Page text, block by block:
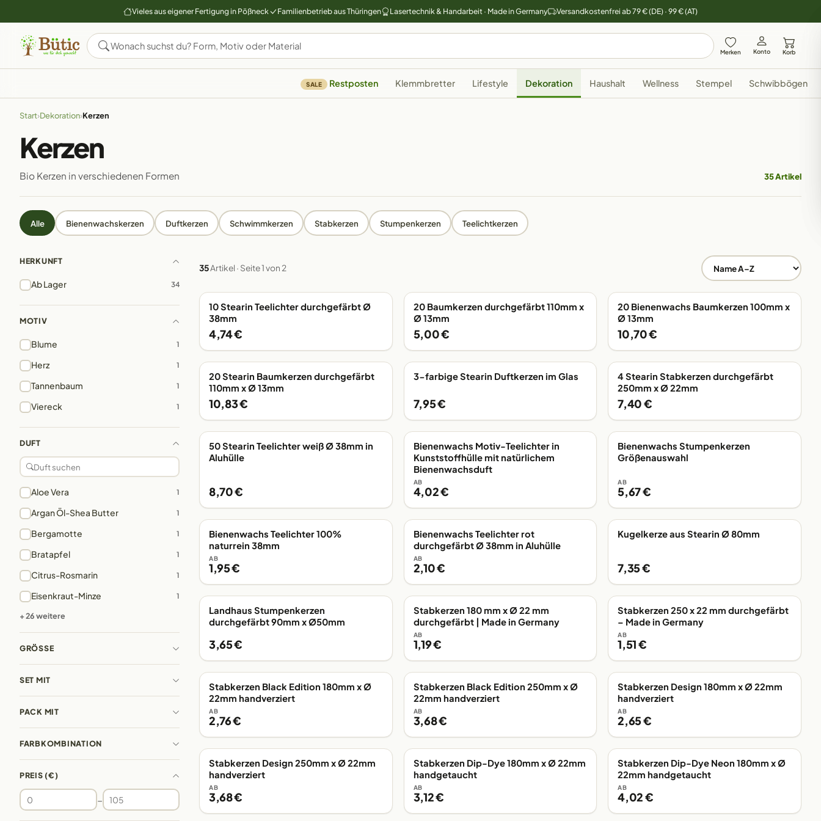
Vieles aus eigener Fertigung in Pößneck Familienbetrieb aus Thüringen Lasertechnik & Handarbeit · Made in Germany Versandkostenfrei ab 79 € (DE) · 99 € (AT)
Merken Konto Korb
SALE Restposten Klemmbretter Lifestyle Dekoration Haushalt Wellness Stempel Schwibbögen
Start›Dekoration›Kerzen
Kerzen
Bio Kerzen in verschiedenen Formen 35 Artikel
Alle Bienenwachskerzen Duftkerzen Schwimmkerzen Stabkerzen Stumpenkerzen Teelichtkerzen
HERKUNFT
Ab Lager 34
MOTIV
Blume 1
Herz 1
Tannenbaum 1
Viereck 1
DUFT
Aloe Vera 1
Argan Öl-Shea Butter 1
Bergamotte 1
Bratapfel 1
Citrus-Rosmarin 1
Eisenkraut-Minze 1
+ 26 weitere
GRÖSSE
SET MIT
PACK MIT
FARBKOMBINATION
PREIS (€)
–
35Artikel · Seite 1 von 2
AB LAGER
10 Stearin Teelichter durchgefärbt Ø
38mm
4,74 €
AB LAGER
20 Baumkerzen durchgefärbt 110mm x
Ø 13mm
5,00 €
AB LAGER
20 Bienenwachs Baumkerzen 100mm x
Ø 13mm
10,70 €
AB LAGER
20 Stearin Baumkerzen durchgefärbt
110mm x Ø 13mm
10,83 €
AB LAGER
3-farbige Stearin Duftkerzen im Glas
7,95 €
AB LAGER
4 Stearin Stabkerzen durchgefärbt
250mm x Ø 22mm
7,40 €
AB LAGER
50 Stearin Teelichter weiß Ø 38mm in
Aluhülle
8,70 €
Bienenwachs Motiv-Teelichter in
Kunststoffhülle mit natürlichem
Bienenwachsduft
AB
4,02 €
AB LAGER
Bienenwachs Stumpenkerzen
Größenauswahl
AB
5,67 €
AB LAGER
Bienenwachs Teelichter 100%
naturrein 38mm
AB
1,95 €
AB LAGER
Bienenwachs Teelichter rot
durchgefärbt Ø 38mm in Aluhülle
AB
2,10 €
AB LAGER
Kugelkerze aus Stearin Ø 80mm
7,35 €
AB LAGER
Landhaus Stumpenkerzen
durchgefärbt 90mm x Ø50mm
3,65 €
AB LAGER
Stabkerzen 180 mm x Ø 22 mm
durchgefärbt | Made in Germany
AB
1,19 €
AB LAGER
Stabkerzen 250 x 22 mm durchgefärbt
– Made in Germany
AB
1,51 €
AB LAGER
Stabkerzen Black Edition 180mm x Ø
22mm handverziert
AB
2,76 €
AB LAGER
Stabkerzen Black Edition 250mm x Ø
22mm handverziert
AB
3,68 €
AB LAGER
Stabkerzen Design 180mm x Ø 22mm
handverziert
AB
2,65 €
AB LAGER
Stabkerzen Design 250mm x Ø 22mm
handverziert
AB
3,68 €
AB LAGER
Stabkerzen Dip-Dye 180mm x Ø 22mm
handgetaucht
AB
3,12 €
AB LAGER
Stabkerzen Dip-Dye Neon 180mm x Ø
22mm handgetaucht
AB
4,02 €